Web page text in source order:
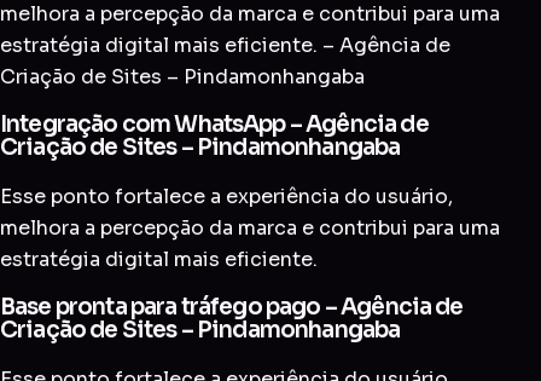
melhora a percepção da marca e contribui para uma
estratégia digital mais eficiente. – Agência de
Criação de Sites – Pindamonhangaba
Integração com WhatsApp – Agência de
Criação de Sites – Pindamonhangaba
Esse ponto fortalece a experiência do usuário,
melhora a percepção da marca e contribui para uma
estratégia digital mais eficiente.
Base pronta para tráfego pago – Agência de
Criação de Sites – Pindamonhangaba